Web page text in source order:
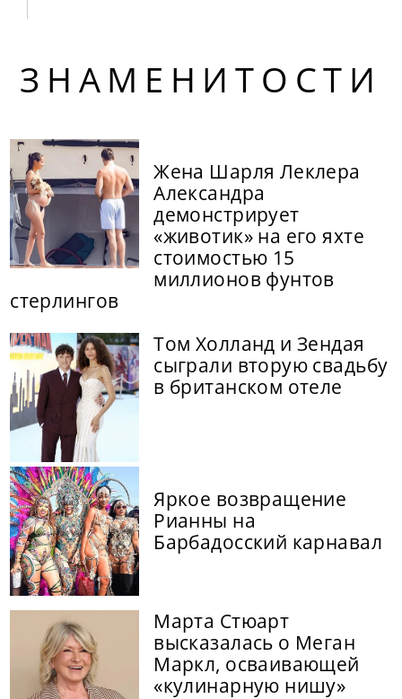
ЗНАМЕНИТОСТИ
Жена Шарля Леклера
Александра
демонстрирует
«животик» на его яхте
стоимостью 15
миллионов фунтов
стерлингов
Том Холланд и Зендая
сыграли вторую свадьбу
в британском отеле
Яркое возвращение
Рианны на
Барбадосский карнавал
Марта Стюарт
высказалась о Меган
Маркл, осваивающей
«кулинарную нишу»